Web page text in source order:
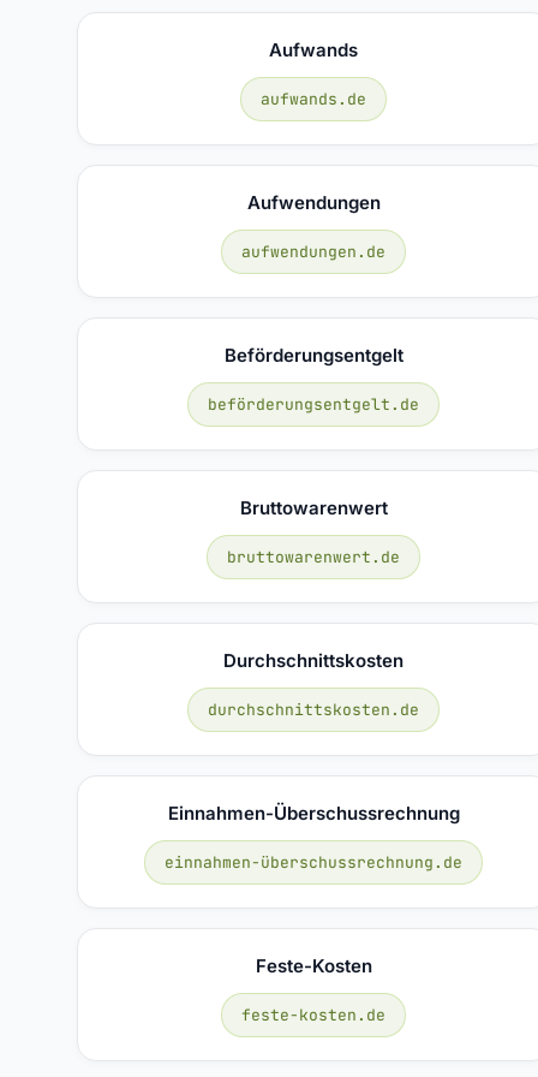
Aufwands
aufwands.de
Aufwendungen
aufwendungen.de
Beförderungsentgelt
beförderungsentgelt.de
Bruttowarenwert
bruttowarenwert.de
Durchschnittskosten
durchschnittskosten.de
Einnahmen-Überschussrechnung
einnahmen-überschussrechnung.de
Feste-Kosten
feste-kosten.de